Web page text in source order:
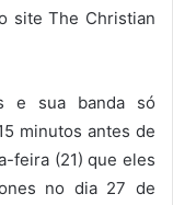
site The Christian
e sua banda só
minutos antes de
feira (21) que eles
no dia 27 de